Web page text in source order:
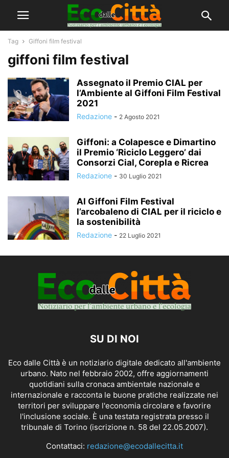
Tag Giffoni film festival
giffoni film festival
Assegnato il Premio CIAL per
l’Ambiente al Giffoni Film Festival
2021
Redazione - 2 Agosto 2021
Giffoni: a Colapesce e Dimartino
il Premio ‘Riciclo Leggero’ dai
Consorzi Cial, Corepla e Ricrea
Redazione - 30 Luglio 2021
Al Giffoni Film Festival
l’arcobaleno di CIAL per il riciclo e
la sostenibilità
Redazione - 22 Luglio 2021
SU DI NOI
Eco dalle Città è un notiziario digitale dedicato all'ambiente
urbano. Nato nel febbraio 2002, offre aggiornamenti
quotidiani sulla cronaca ambientale nazionale e
internazionale e racconta le buone pratiche realizzate nei
territori per sviluppare l'economia circolare e favorire
l'inclusione sociale. È una testata registrata presso il
tribunale di Torino (iscrizione n. 58 del 22.05.2007).
Contattaci: redazione@ecodallecitta.it